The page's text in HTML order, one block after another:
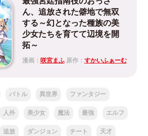
ん、追放された僻地で無双
する～幻となった種族の美
少女たちを育てて辺境を開
拓～
漫画： 咲宮まふ原作： すかいふぁーむ
バトル 異世界 ファンタジー
人外 美少女 魔法 最強 エルフ
追放 ダンジョン チート 天才